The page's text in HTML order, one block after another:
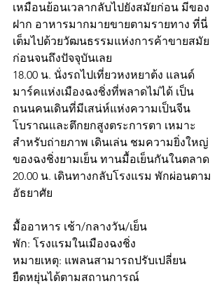
เหมือนย้อนเวลากลับไปยังสมัยก่อน มีของ
ฝาก อาหารมากมายขายตามรายทาง ที่นี่
เต็มไปด้วยวัฒนธรรมแห่งการค้าขายสมัย
ก่อนจนถึงปัจจุบันเลย
18.00 น. นั่งรถไปเที่ยวหงหยาต้ง แลนด์
มาร์คแห่งเมืองฉงชิ่งที่พลาดไม่ได้ เป็น
ถนนคนเดินที่มีเสน่ห์แห่งความเป็นจีน
โบราณและตึกยกสูงตระการตา เหมาะ
สำหรับถ่ายภาพ เดินเล่น ชมความยิ่งใหญ่
ของฉงชิ่งยามเย็น ทานมื้อเย็นกันในตลาด
20.00 น. เดินทางกลับโรงแรม พักผ่อนตาม
อัธยาศัย
มื้ออาหาร เช้า/กลางวัน/เย็น
พัก: โรงแรมในเมืองฉงชิ่ง
หมายเหตุ: แพลนสามารถปรับเปลี่ยน
ยืดหยุ่นได้ตามสถานการณ์